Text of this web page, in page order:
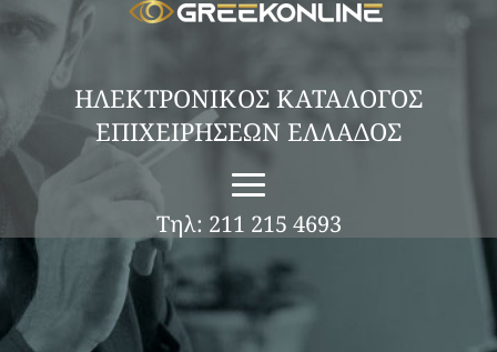
ΗΛΕΚΤΡΟΝΙΚΟΣ ΚΑΤΑΛΟΓΟΣ
ΕΠΙΧΕΙΡΗΣΕΩΝ ΕΛΛΑΔΟΣ
Τηλ: 211 215 4693